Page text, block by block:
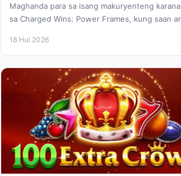
Maghanda para sa isang makuryenteng
sa Charged Wins: Power Frames, kung saan
18 Hul 2026